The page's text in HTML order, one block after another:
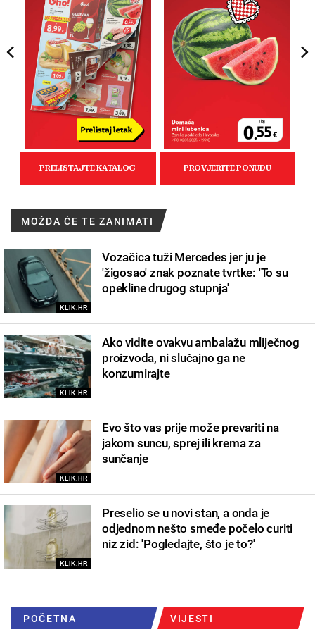
MOŽDA ĆE TE ZANIMATI
KLIK.HR
Vozačica tuži Mercedes jer ju je
'žigosao' znak poznate tvrtke: 'To su
opekline drugog stupnja'
KLIK.HR
Ako vidite ovakvu ambalažu mliječnog
proizvoda, ni slučajno ga ne
konzumirajte
KLIK.HR
Evo što vas prije može prevariti na
jakom suncu, sprej ili krema za
sunčanje
KLIK.HR
Preselio se u novi stan, a onda je
odjednom nešto smeđe počelo curiti
niz zid: 'Pogledajte, što je to?'
POČETNA VIJESTI